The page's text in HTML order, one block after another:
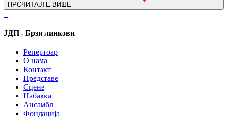
ПРОЧИТАЈТЕ ВИШЕ
ЈДП - Брзи линкови
Репертоар
О нама
Контакт
Представе
Сцене
Набавка
Ансамбл
Фондација